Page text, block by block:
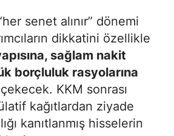
senet alınır” dönemi
dikkatini özellikle
sağlam nakit
borçluluk rasyolarına
çekecek. KKM sonrası
kağıtlardan ziyade
kanıtlanmış hisselerin